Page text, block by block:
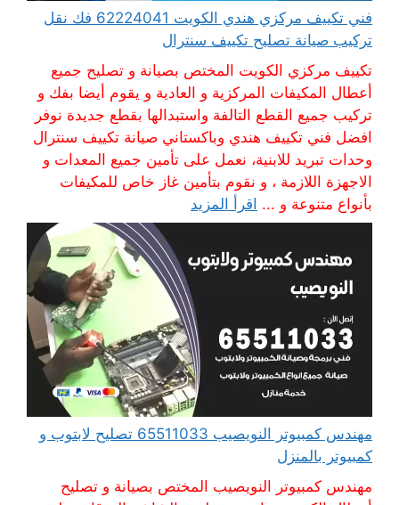
فني تكييف مركزي هندي الكويت 62224041 فك نقل
تركيب صيانة تصليح تكييف سنترال
تكييف مركزي الكويت المختص بصيانة و تصليح جميع
أعطال المكيفات المركزية و العادية و يقوم أيضا بفك و
تركيب جميع القطع التالفة واستبدالها بقطع جديدة نوفر
افضل فني تكييف هندي وباكستاني صيانة تكييف سنترال
وحدات تبريد للابنية، نعمل على تأمين جميع المعدات و
الاجهزة اللازمة ، و نقوم بتأمين غاز خاص للمكيفات
بأنواع متنوعة و ... اقرأ المزيد
مهندس كمبيوتر النويصيب 65511033 تصليح لابتوب و
كمبيوتر بالمنزل
مهندس كمبيوتر النويصيب المختص بصيانة و تصليح